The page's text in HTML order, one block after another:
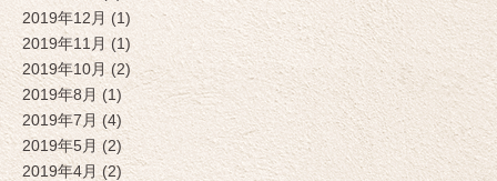
2019年12月 (1)
2019年11月 (1)
2019年10月 (2)
2019年8月 (1)
2019年7月 (4)
2019年5月 (2)
2019年4月 (2)